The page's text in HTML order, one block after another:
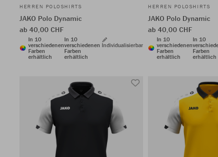
HERREN POLOSHIRTS
JAKO Polo Dynamic
ab 40,00 CHF
In 10
verschiedenen
Farben
erhältlich
In 10
verschiedenen
Farben
erhältlich
Individualisierbar
HERREN POLOSHIRTS
JAKO Polo Dynamic
ab 40,00 CHF
In 10
verschiedenen
Farben
erhältlich
In 10
Farben
erhältlich